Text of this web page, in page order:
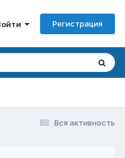
Регистрация
Вся активность